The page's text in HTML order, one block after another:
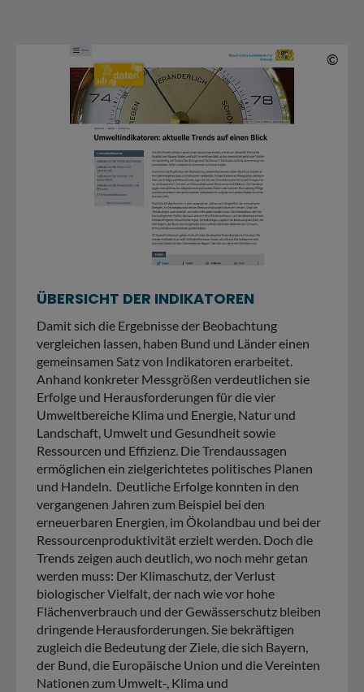
©
ÜBERSICHT DER INDIKATOREN
Damit sich die Ergebnisse der Beobachtung
vergleichen lassen, haben Bund und Länder einen
gemeinsamen Satz von Indikatoren erarbeitet.
Anhand konkreter Messgrößen verdeutlichen sie
Erfolge und Herausforderungen für die vier
Umweltbereiche Klima und Energie, Natur und
Landschaft, Umwelt und Gesundheit sowie
Ressourcen und Effizienz. Die Trendaussagen
ermöglichen ein zielgerichtetes politisches Planen
und Handeln. Deutliche Erfolge konnten in den
vergangenen Jahren zum Beispiel bei den
erneuerbaren Energien, im Ökolandbau und bei der
Ressourcenproduktivität erzielt werden. Doch die
Trends zeigen auch deutlich, wo noch mehr getan
werden muss: Der Klimaschutz, der Verlust
biologischer Vielfalt, der nach wie vor hohe
Flächenverbrauch und der Gewässerschutz bleiben
dringende Herausforderungen. Sie bekräftigen
zugleich die Bedeutung der Ziele, die sich Bayern,
der Bund, die Europäische Union und die Vereinten
Nationen zum Umwelt-, Klima und